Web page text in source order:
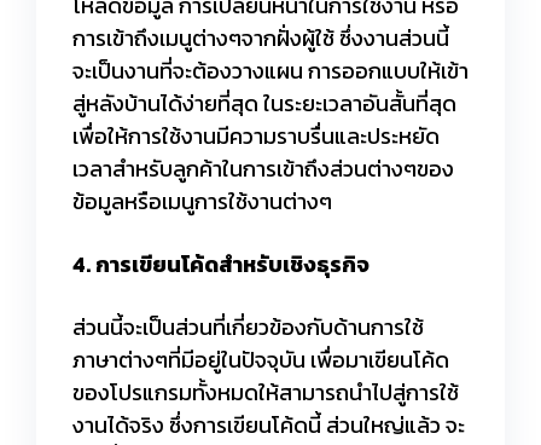
การเข้าถึงเมนูต่างๆจากฝั่งผู้ใช้ ซึ่งงานส่วนนี้
จะเป็นงานที่จะต้องวางแผน การออกแบบให้เข้า
สู่หลังบ้านได้ง่ายที่สุด ในระยะเวลาอันสั้นที่สุด
เพื่อให้การใช้งานมีความราบรื่นและประหยัด
เวลาสำหรับลูกค้าในการเข้าถึงส่วนต่างๆของ
ข้อมูลหรือเมนูการใช้งานต่างๆ
4. การเขียนโค้ดสำหรับเชิงธุรกิจ
ส่วนนี้จะเป็นส่วนที่เกี่ยวข้องกับด้านการใช้
ภาษาต่างๆที่มีอยู่ในปัจจุบัน เพื่อมาเขียนโค้ด
ของโปรแกรมทั้งหมดให้สามารถนำไปสู่การใช้
งานได้จริง ซึ่งการเขียนโค้ดนี้ ส่วนใหญ่แล้ว จะ